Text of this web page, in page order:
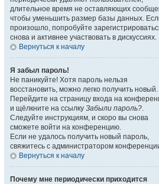
длительное время не оставляющих
чтобы уменьшить размер базы данных.
произошло, попробуйте
снова и активнее участвовать в дискуссиях.
Вернуться к началу
Я забыл пароль!
Не паникуйте! Хотя пароль нельзя
восстановить, можно легко получить новый.
Перейдите на страницу входа на
и щёлкните на ссылку Забыли пароль?.
Следуйте инструкциям, и скоро вы снова
сможете войти на конференцию.
Если не удалось получить новый пароль,
свяжитесь с администратором
Вернуться к началу
Почему мне периодически приходится